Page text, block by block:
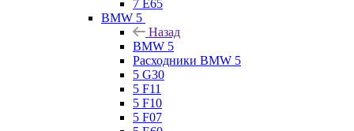
7 E65
BMW 5
Назад
BMW 5
Расходники BMW 5
5 G30
5 F11
5 F10
5 F07